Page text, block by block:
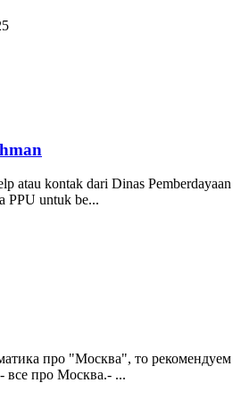
atau kontak dari Dinas Pemberdayaan
PPU untuk be...
про "Москва", то рекомендуем
все про Москва.- ...